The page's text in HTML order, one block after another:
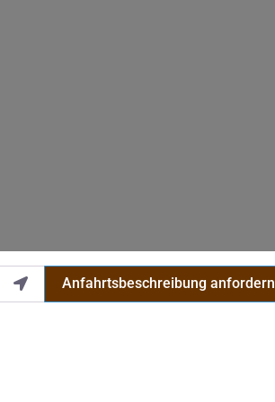
Anfahrtsbeschreibung anfordern